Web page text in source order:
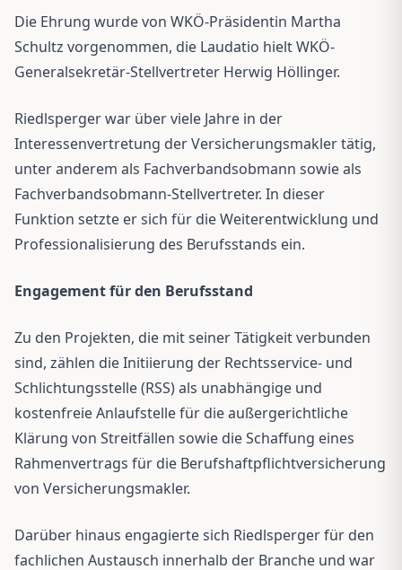
Die Ehrung wurde von WKÖ-Präsidentin Martha
Schultz vorgenommen, die Laudatio hielt WKÖ-
Generalsekretär-Stellvertreter Herwig Höllinger.
Riedlsperger war über viele Jahre in der
Interessenvertretung der Versicherungsmakler tätig,
unter anderem als Fachverbandsobmann sowie als
Fachverbandsobmann-Stellvertreter. In dieser
Funktion setzte er sich für die Weiterentwicklung und
Professionalisierung des Berufsstands ein.
Engagement für den Berufsstand
Zu den Projekten, die mit seiner Tätigkeit verbunden
sind, zählen die Initiierung der Rechtsservice- und
Schlichtungsstelle (RSS) als unabhängige und
kostenfreie Anlaufstelle für die außergerichtliche
Klärung von Streitfällen sowie die Schaffung eines
Rahmenvertrags für die Berufshaftpflichtversicherung
von Versicherungsmakler.
Darüber hinaus engagierte sich Riedlsperger für den
fachlichen Austausch innerhalb der Branche und war